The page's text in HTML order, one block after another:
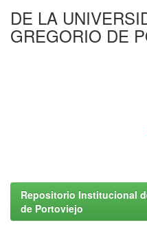
DE LA
GREGORIO DE
Repositorio Institucional
de Portoviejo